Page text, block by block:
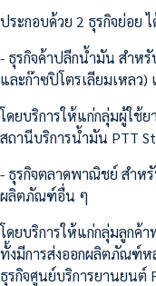
ประกอบด้วย 2 ธุรกิจย่อย
- ธุรกิจค้าปลีกน้ำมัน สำห
และก๊าซปิโตรเลียมเหล
โดยบริการให้แก่กลุ่มผู้ใช้
สถานีบริการน้ำมัน PTT
- ธุรกิจตลาดพาณิชย์ สำห
ผลิตภัณฑ์อื่น ๆ
โดยบริการให้แก่กลุ่มลูกค้
ทั้งมีการส่งออกผลิตภัณฑ์ห
ธุรกิจศูนย์บริการยานยนต์